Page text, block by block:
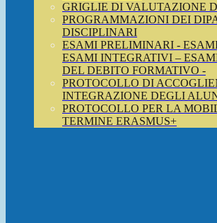
GRIGLIE DI VALUTAZIONE
PROGRAMMAZIONI DEI
DISCIPLINARI
ESAMI PRELIMINARI -
ESAMI INTEGRATIVI –
DEL DEBITO FORMATIVO -
PROTOCOLLO DI
INTEGRAZIONE DEGLI
PROTOCOLLO PER LA
TERMINE ERASMUS+